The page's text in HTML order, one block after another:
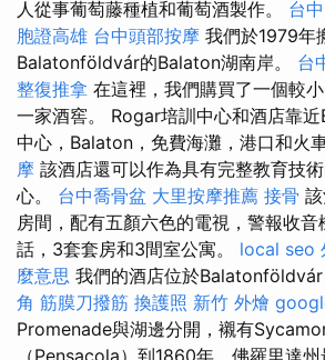
人從事葡萄藤種植和葡萄酒製作。 台
胞證高雄 台中頭部按摩 我們於1979年
Balatonföldvár的Balaton湖南岸。 台
整復推拿 在這裡，我們購買了一個較
一家酒窖。 Rogar培訓中心和酒店靠
中心，Balaton，免費海灘，港口和火
摩 該酒店還可以作為具有完整教育技
心。 台中喬骨盆 大里按摩推薦 接骨
房間，配有五顏六色的電視，警報收
話，3套套房和3間室公寓。 local seo
麼意思 我們的酒店位於
角 筋膜刀撥筋 換護照 新竹 外燴
Promenade與湖邊分開，襯有
（Pensacola）到1860年，佛羅里達州